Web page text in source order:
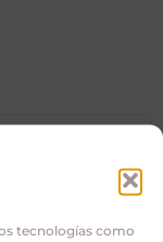
tecnologías como
Valiñas en Las
Médulas